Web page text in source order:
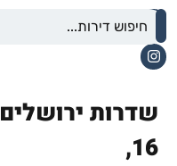
שדרות ירושלים
16,